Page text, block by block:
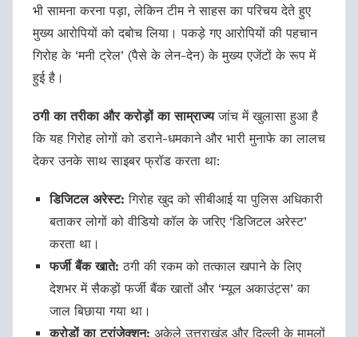
भी सामना करना पड़ा, लेकिन टीम ने साहस का परिचय देते हुए
मुख्य आरोपियों को दबोच लिया। पकड़े गए आरोपियों की पहचान
गिरोह के ‘मनी ट्रेल’ (पैसे के लेन-देन) के मुख्य एजेंटों के रूप में
हुई है।
ठगी का तरीका और करोड़ों का साम्राज्यजांच में खुलासा हुआ है
कि यह गिरोह लोगों को डराने-धमकाने और भारी मुनाफे का लालच
देकर उनके साथ साइबर फ्रॉड करता था:
डिजिटल अरेस्ट: गिरोह खुद को सीबीआई या पुलिस अधिकारी
बताकर लोगों को वीडियो कॉल के जरिए ‘डिजिटल अरेस्ट’
करता था।
फर्जी बैंक खाते: ठगी की रकम को तत्काल खपाने के लिए
देशभर में सैकड़ों फर्जी बैंक खातों और ‘म्यूल अकाउंट्स’ का
जाल बिछाया गया था।
करोड़ों का ट्रांजेक्शन: अकेले उत्तराखंड और दिल्ली के मामलों